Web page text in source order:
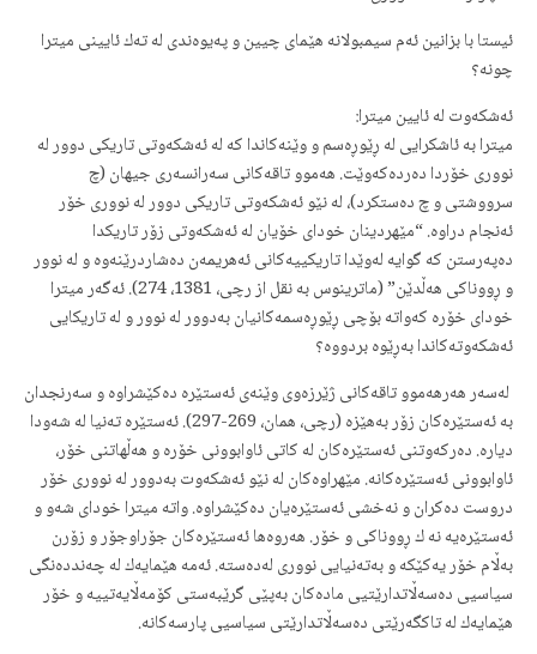
ئیستا با بزانین ئەم سیمبولانە هێمای چیین و پەیوەندی لە تەك ئایینی میترا
چونە؟
ئەشكەوت لە ئایین میترا:
میترا بە ئاشكرایی لە ڕێوڕەسم و وێنە‌كاندا كە لە ئەشكەوتی‌ تاریكی‌ دوور لە
نووری خۆردا دەردەكەوێت. هەموو تاقەكانی سەرانسەری جیهان (چ
سرووشتی و چ دەستكرد)، لە نێو ئەشكەوتی تاریكی دوور لە نووری خۆر
ئەنجام دراوە. “مێهردینان خودای خۆیان لە ئەشكەوتی زۆر تاریكدا
دەپەرستن كە گوایە لەوێدا تاریكییەكانی ئەهریمەن دەشاردرێنەوە و لە نوور
و ڕووناكی هەڵدێن” (ماترینوس بە نقل از رچی، 1381، 274). ئەگەر میترا
خودای خۆرە كەواتە بۆچی ڕێوڕەسمەكانیان بەدوور لە نوور و لە تاریكایی
ئەشكەوتەكاندا بەڕێوە بردووە؟
‌ لەسەر هەرهەموو تاقەكانی ژێرزەوی وێنەی ئەستێرە دەكێشراوە و سەرنجدان
بە ئەستێرەكان زۆر بەهێزه ‌(رچی، همان، 269-297). ئەستێرە تەنیا لە شەودا
دیارە. دەركەوتنی ئەستێرەكان لە كاتی ئاوابوونی خۆرە و هەڵهاتنی خۆر،
ئاوابوونی ئەستێرەكانە. مێهراوەكان لە نێو ئەشكەوت بەدوور لە نووری خۆر
دروست دەكران و نەخشی ئەستێرەیان دەكێشراوە. واتە میترا خودای شەو و
ئەستێرەیە نه ك‌ ڕووناكی و خۆر. هەروەها ئەستێرەكان جۆراوجۆر و زۆرن
بەڵام خۆر یەكێكە و بەتەنیایی نووری لەدەستە. ئەمە هێمایەك لە چەنددەنگی
سیاسیی دەسەڵاتدارێتیی مادەكان بەپێی گرێبەستی كۆمەڵایەتییە و خۆر
هێمایەك لە تاكگەرێتی دەسەڵاتدارێتی سیاسیی پارسەكانە.